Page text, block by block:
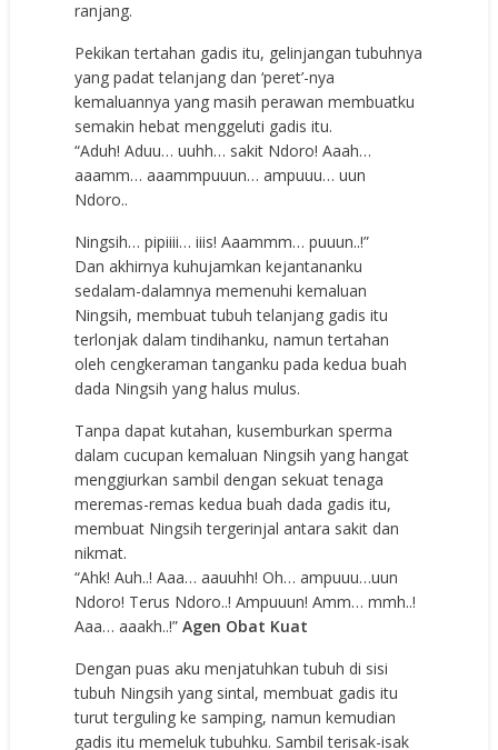
ranjang.
Pekikan tertahan gadis itu, gelinjangan tubuhnya
yang padat telanjang dan ‘peret’-nya
kemaluannya yang masih perawan membuatku
semakin hebat menggeluti gadis itu.
“Aduh! Aduu… uuhh… sakit Ndoro! Aaah…
aaamm… aaammpuuun… ampuuu… uun
Ndoro..
Ningsih… pipiiii… iiis! Aaammm… puuun..!”
Dan akhirnya kuhujamkan kejantananku
sedalam-dalamnya memenuhi kemaluan
Ningsih, membuat tubuh telanjang gadis itu
terlonjak dalam tindihanku, namun tertahan
oleh cengkeraman tanganku pada kedua buah
dada Ningsih yang halus mulus.
Tanpa dapat kutahan, kusemburkan sperma
dalam cucupan kemaluan Ningsih yang hangat
menggiurkan sambil dengan sekuat tenaga
meremas-remas kedua buah dada gadis itu,
membuat Ningsih tergerinjal antara sakit dan
nikmat.
“Ahk! Auh..! Aaa… aauuhh! Oh… ampuuu…uun
Ndoro! Terus Ndoro..! Ampuuun! Amm… mmh..!
Aaa… aaakh..!”Agen Obat Kuat
Dengan puas aku menjatuhkan tubuh di sisi
tubuh Ningsih yang sintal, membuat gadis itu
turut terguling ke samping, namun kemudian
gadis itu memeluk tubuhku. Sambil terisak-isak